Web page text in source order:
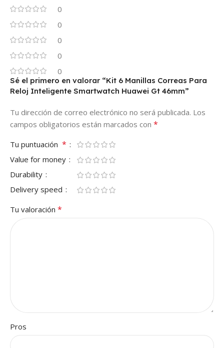
0
0
0
0
0
Sé el primero en valorar “Kit 6 Manillas Correas Para
Reloj Inteligente Smartwatch Huawei Gt 46mm”
Tu dirección de correo electrónico no será publicada. Los
campos obligatorios están marcados con *
Tu puntuación *
Value for money
Durability
Delivery speed
Tu valoración *
Pros